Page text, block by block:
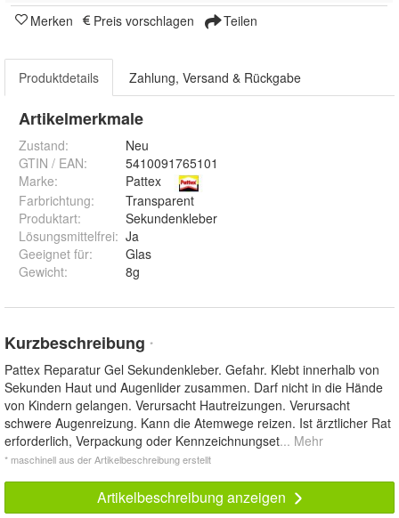
Merken Preis vorschlagen Teilen
Produktdetails Zahlung, Versand & Rückgabe
Artikelmerkmale
Zustand:
Neu
GTIN / EAN:
5410091765101
Marke:
Pattex
Farbrichtung:
Transparent
Produktart:
Sekundenkleber
Lösungsmittelfrei: Ja
Geeignet für:
Glas
Gewicht: 8g
Kurzbeschreibung *
Pattex Reparatur Gel Sekundenkleber. Gefahr. Klebt innerhalb von
Sekunden Haut und Augenlider zusammen. Darf nicht in die Hände
von Kindern gelangen. Verursacht Hautreizungen. Verursacht
schwere Augenreizung. Kann die Atemwege reizen. Ist ärztlicher Rat
erforderlich, Verpackung oder Kennzeichnungset... Mehr
* maschinell aus der Artikelbeschreibung erstellt
Artikelbeschreibung anzeigen